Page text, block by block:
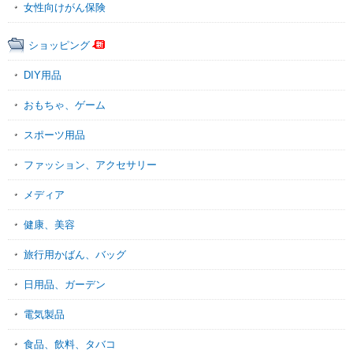
女性向けがん保険
ショッピング
DIY用品
おもちゃ、ゲーム
スポーツ用品
ファッション、アクセサリー
メディア
健康、美容
旅行用かばん、バッグ
日用品、ガーデン
電気製品
食品、飲料、タバコ